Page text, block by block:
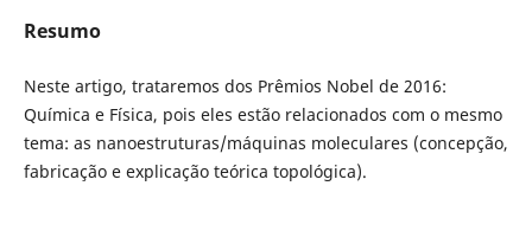
Resumo
Neste artigo, trataremos dos Prêmios Nobel de 2016:
Química e Física, pois eles estão relacionados com o mesmo
tema: as nanoestruturas/máquinas moleculares (concepção,
fabricação e explicação teórica topológica).